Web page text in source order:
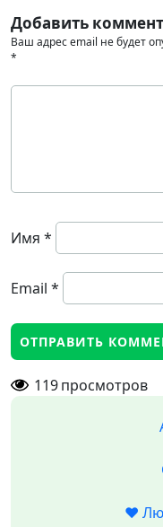
Добавить
Ваш адрес email не будет
*
Имя *
Email *
119просмотров
❤️